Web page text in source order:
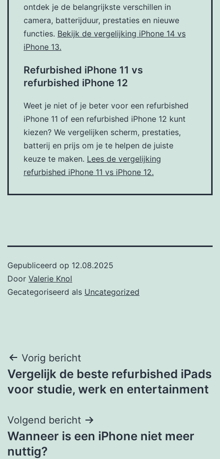
ontdek je de belangrijkste verschillen in
camera, batterijduur, prestaties en nieuwe
functies. Bekijk de vergelijking iPhone 14 vs
iPhone 13.
Refurbished iPhone 11 vs
refurbished iPhone 12
Weet je niet of je beter voor een refurbished
iPhone 11 of een refurbished iPhone 12 kunt
kiezen? We vergelijken scherm, prestaties,
batterij en prijs om je te helpen de juiste
keuze te maken. Lees de vergelijking
refurbished iPhone 11 vs iPhone 12.
Gepubliceerd op 12.08.2025
Door Valerie Knol
Gecategoriseerd als Uncategorized
Post
navigation
Vorig bericht
Vergelijk de beste refurbished iPads
voor studie, werk en entertainment
Volgend bericht
Wanneer is een iPhone niet meer
nuttig?